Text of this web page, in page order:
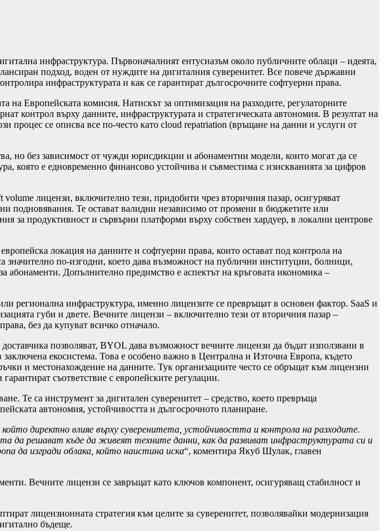
инфраструктура. Първоначалният ентусиазъм около публичните облаци – идеята,
подход, воден от нуждите на дигиталния суверенитет. Все повече държавни
инфраструктурата и как се гарантират дългосрочните софтуерни права.
на Европейската комисия. Натискът за оптимизация на разходите, регулаторните
контрол върху данните, инфраструктурата и стратегическата автономия. В резултат на
процес се описва все по-често като cloud repatriation (връщане на данни и услуги от
но без зависимост от чужди юрисдикции и абонаментни модели, които могат да се
която е едновременно финансово устойчива и съвместима с изискванията за цифров
лицензи, включително тези, придобити чрез вторичния пазар, осигуряват
подновявания. Те остават валидни независимо от промени в бюджетите или
за продуктивност и сървърни платформи върху собствен хардуер, в локални центрове
локация на данните и софтуерни права, които остават под контрола на
значително по-изгодни, което дава възможност на публични институции, болници,
абонаменти. Допълнително предимство е аспектът на кръговата икономика –
регионална инфраструктура, именно лицензите се превръщат в основен фактор. SaaS и
губи и двете. Вечните лицензи – включително тези от вторичния пазар –
без да купуват всичко отначало.
позволяват, BYOL дава възможност вечните лицензи да бъдат използвани в
екосистема. Това е особено важно в Централна и Източна Европа, където
и местонахождение на данните. Тук организациите често се обръщат към лицензни
съответствие с европейските регулации.
Те са инструмент за дигитален суверенитет – средство, което превръща
автономия, устойчивостта и дългосрочното планиране.
директно влияе върху суверенитета, устойчивостта и контрола на разходите.
да решават къде да живеят техните данни, как да развиват инфраструктурата си и
да изгради облака, който наистина иска“, коментира Якуб Шулак, главен
Вечните лицензи се завръщат като ключов компонент, осигуряващ стабилност и
лицензионната стратегия към целите за суверенитет, позволявайки модернизация
бъдеще.